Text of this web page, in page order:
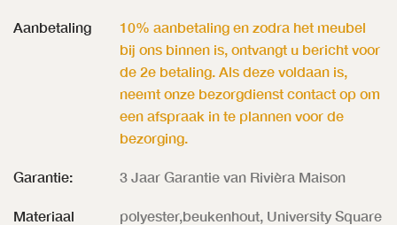
Aanbetaling
10% aanbetaling en zodra het meubel
bij ons binnen is, ontvangt u bericht voor
de 2e betaling. Als deze voldaan is,
neemt onze bezorgdienst contact op om
een afspraak in te plannen voor de
bezorging.
Garantie: 3 Jaar Garantie van Rivièra Maison
Materiaal
polyester,beukenhout, University Square